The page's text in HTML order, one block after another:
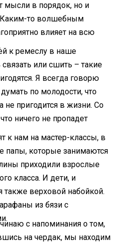
мысли в порядок, но и
Каким-то волшебным
влияет на всю
к ремеслу в наше
или сшить – такие
Я всегда говорю
по молодости, что
не пригодится в жизни. Со
ничего не пропадет
к нам на мастер-классы, в
папы, которые занимаются
приходили взрослые
класса. И дети, и
также верховой набойкой.
из бязи с
с напоминания о том,
на чердак, мы находим